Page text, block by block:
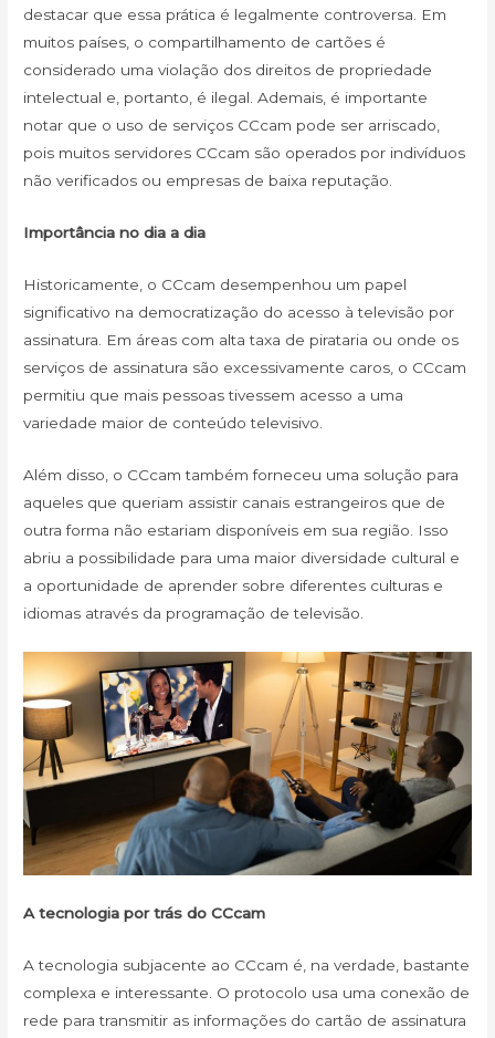
destacar que essa prática é legalmente controversa. Em
muitos países, o compartilhamento de cartões é
considerado uma violação dos direitos de propriedade
intelectual e, portanto, é ilegal. Ademais, é importante
notar que o uso de serviços CCcam pode ser arriscado,
pois muitos servidores CCcam são operados por indivíduos
não verificados ou empresas de baixa reputação.
Importância no dia a dia
Historicamente, o CCcam desempenhou um papel
significativo na democratização do acesso à televisão por
assinatura. Em áreas com alta taxa de pirataria ou onde os
serviços de assinatura são excessivamente caros, o CCcam
permitiu que mais pessoas tivessem acesso a uma
variedade maior de conteúdo televisivo.
Além disso, o CCcam também forneceu uma solução para
aqueles que queriam assistir canais estrangeiros que de
outra forma não estariam disponíveis em sua região. Isso
abriu a possibilidade para uma maior diversidade cultural e
a oportunidade de aprender sobre diferentes culturas e
idiomas através da programação de televisão.
A tecnologia por trás do CCcam
A tecnologia subjacente ao CCcam é, na verdade, bastante
complexa e interessante. O protocolo usa uma conexão de
rede para transmitir as informações do cartão de assinatura